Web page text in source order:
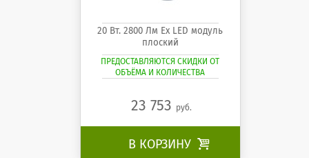
20 Вт. 2800 Лм Ех LED модуль
плоский
ПРЕДОСТАВЛЯЮТСЯ СКИДКИ ОТ
ОБЪЁМА И КОЛИЧЕСТВА
23 753 руб.
В КОРЗИНУ 